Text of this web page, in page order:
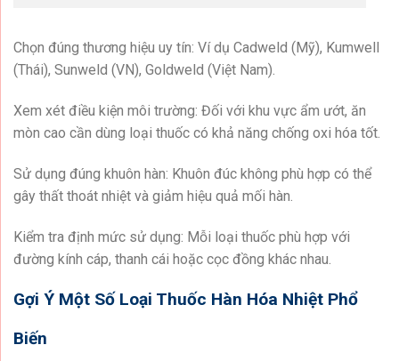
Chọn đúng thương hiệu uy tín: Ví dụ Cadweld (Mỹ), Kumwell
(Thái), Sunweld (VN), Goldweld (Việt Nam).
Xem xét điều kiện môi trường: Đối với khu vực ẩm ướt, ăn
mòn cao cần dùng loại thuốc có khả năng chống oxi hóa tốt.
Sử dụng đúng khuôn hàn: Khuôn đúc không phù hợp có thể
gây thất thoát nhiệt và giảm hiệu quả mối hàn.
Kiểm tra định mức sử dụng: Mỗi loại thuốc phù hợp với
đường kính cáp, thanh cái hoặc cọc đồng khác nhau.
Gợi Ý Một Số Loại Thuốc Hàn Hóa Nhiệt Phổ
Biến